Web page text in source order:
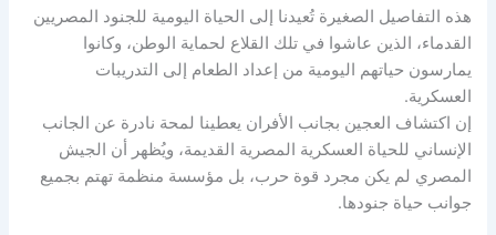
هذه التفاصيل الصغيرة تُعيدنا إلى الحياة اليومية للجنود المصريين
القدماء، الذين عاشوا في تلك القلاع لحماية الوطن، وكانوا
يمارسون حياتهم اليومية من إعداد الطعام إلى التدريبات
العسكرية.
إن اكتشاف العجين بجانب الأفران يعطينا لمحة نادرة عن الجانب
الإنساني للحياة العسكرية المصرية القديمة، ويُظهر أن الجيش
المصري لم يكن مجرد قوة حرب، بل مؤسسة منظمة تهتم بجميع
جوانب حياة جنودها.